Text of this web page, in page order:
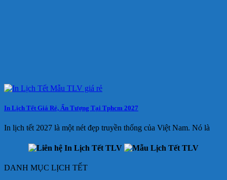
In Lịch Tết Giá Rẻ, Ấn Tượng Tại Tphcm 2027
In lịch tết 2027 là một nét đẹp truyền thống của Việt Nam. Nó là
DANH MỤC LỊCH TẾT